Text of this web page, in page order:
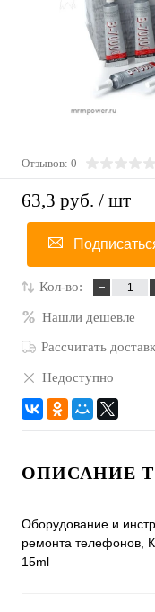
Отзывов: 0
63,3 руб. / шт
Кол-во:
Нашли дешевле
Рассчитать
Недоступно
ОПИСАНИЕ
Оборудование и
ремонта телефонов,
15ml